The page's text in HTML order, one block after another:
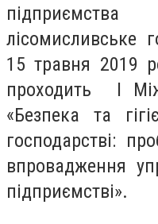
лісомисливське
15 травня 2019
проходить І
«Безпека та
господарстві:
впровадження
підприємстві».